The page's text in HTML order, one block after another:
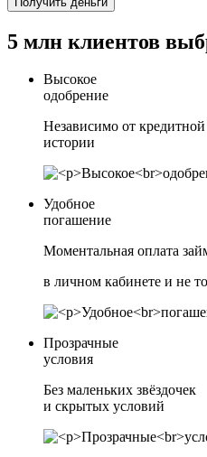
5 млн клиентов
Высокое
одобрение
Независимо от кредитной
истории
Удобное
погашение
Моментальная оплата
в личном кабинете и не
Прозрачные
условия
Без маленьких звёздочек
и скрытых условий